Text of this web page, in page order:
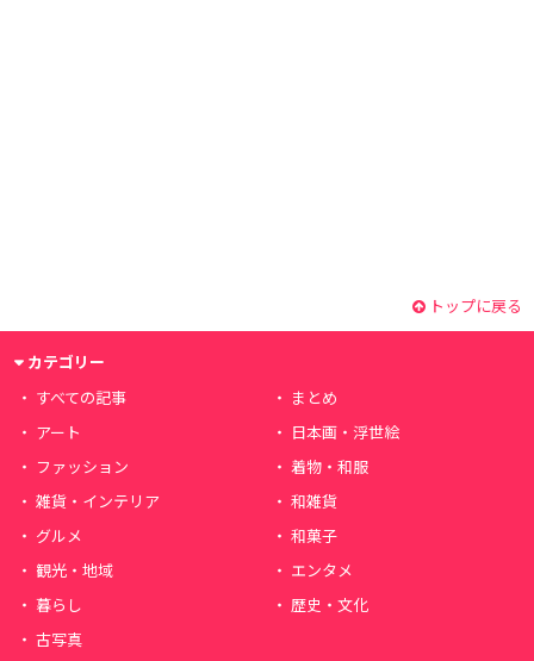
トップに戻る
カテゴリー
すべての記事
まとめ
アート
日本画・浮世絵
ファッション
着物・和服
雑貨・インテリア
和雑貨
グルメ
和菓子
観光・地域
エンタメ
暮らし
歴史・文化
古写真